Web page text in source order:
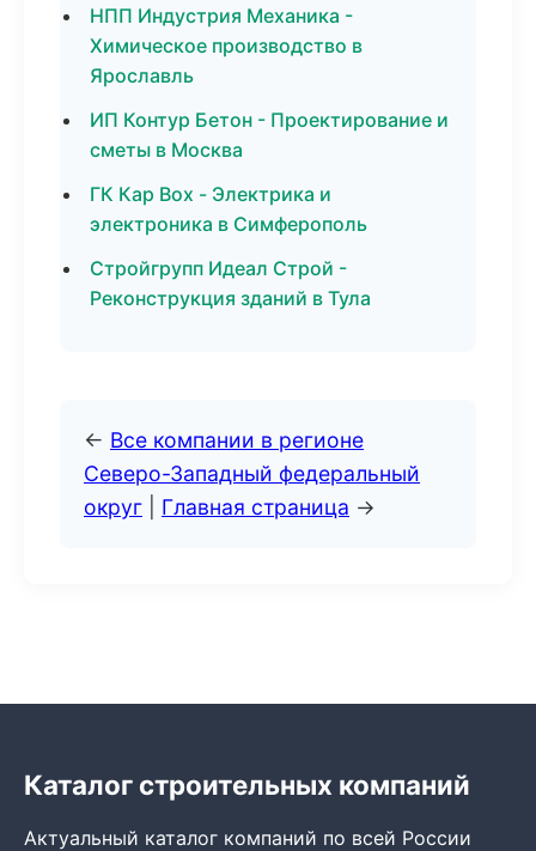
НПП Индустрия Механика -
Химическое производство в
Ярославль
ИП Контур Бетон - Проектирование и
сметы в Москва
ГК Кар Box - Электрика и
электроника в Симферополь
Стройгрупп Идеал Строй -
Реконструкция зданий в Тула
← Все компании в регионе
Северо-Западный федеральный
округ
Главная страница →
Каталог строительных компаний
Актуальный каталог компаний по всей России